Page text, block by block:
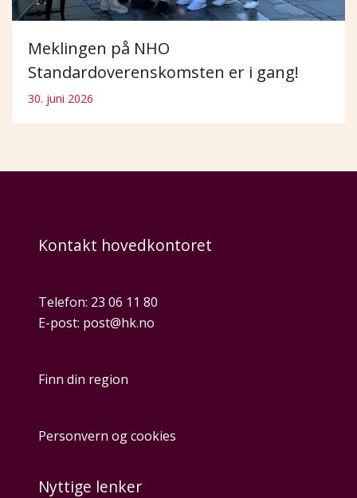
Meklingen på NHO
Standardoverenskomsten er i gang!
30. juni 2026
Kontakt hovedkontoret
Telefon: 23 06 11 80
E-post: post@hk.no
Finn din region
Personvern og cookies
Nyttige lenker